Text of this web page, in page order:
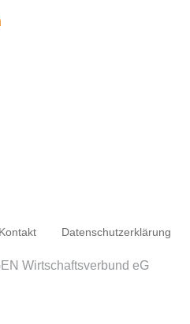
Kontakt Datenschutzerklärung
Wirtschaftsverbund eG